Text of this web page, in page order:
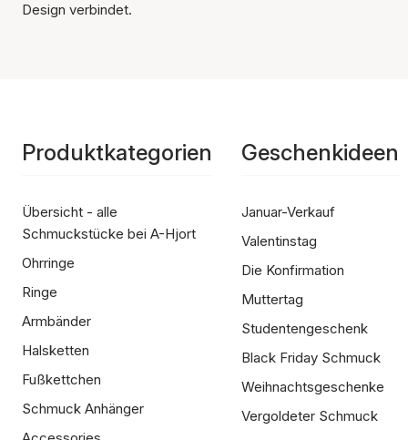
Design verbindet.
Produktkategorien
Übersicht - alle
Schmuckstücke bei A-Hjort
Ohrringe
Ringe
Armbänder
Halsketten
Fußkettchen
Schmuck Anhänger
Geschenkideen
Januar-Verkauf
Valentinstag
Die Konfirmation
Muttertag
Studentengeschenk
Black Friday Schmuck
Weihnachtsgeschenke
Vergoldeter Schmuck